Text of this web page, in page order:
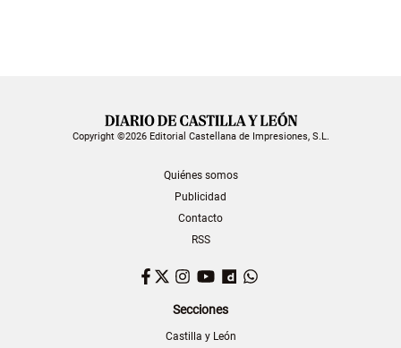
Copyright ©2026 Editorial Castellana de Impresiones, S.L.
Quiénes somos
Publicidad
Contacto
RSS
Facebook
TwitterInstagram
YouTubeDailymotion
Secciones
Castilla y León